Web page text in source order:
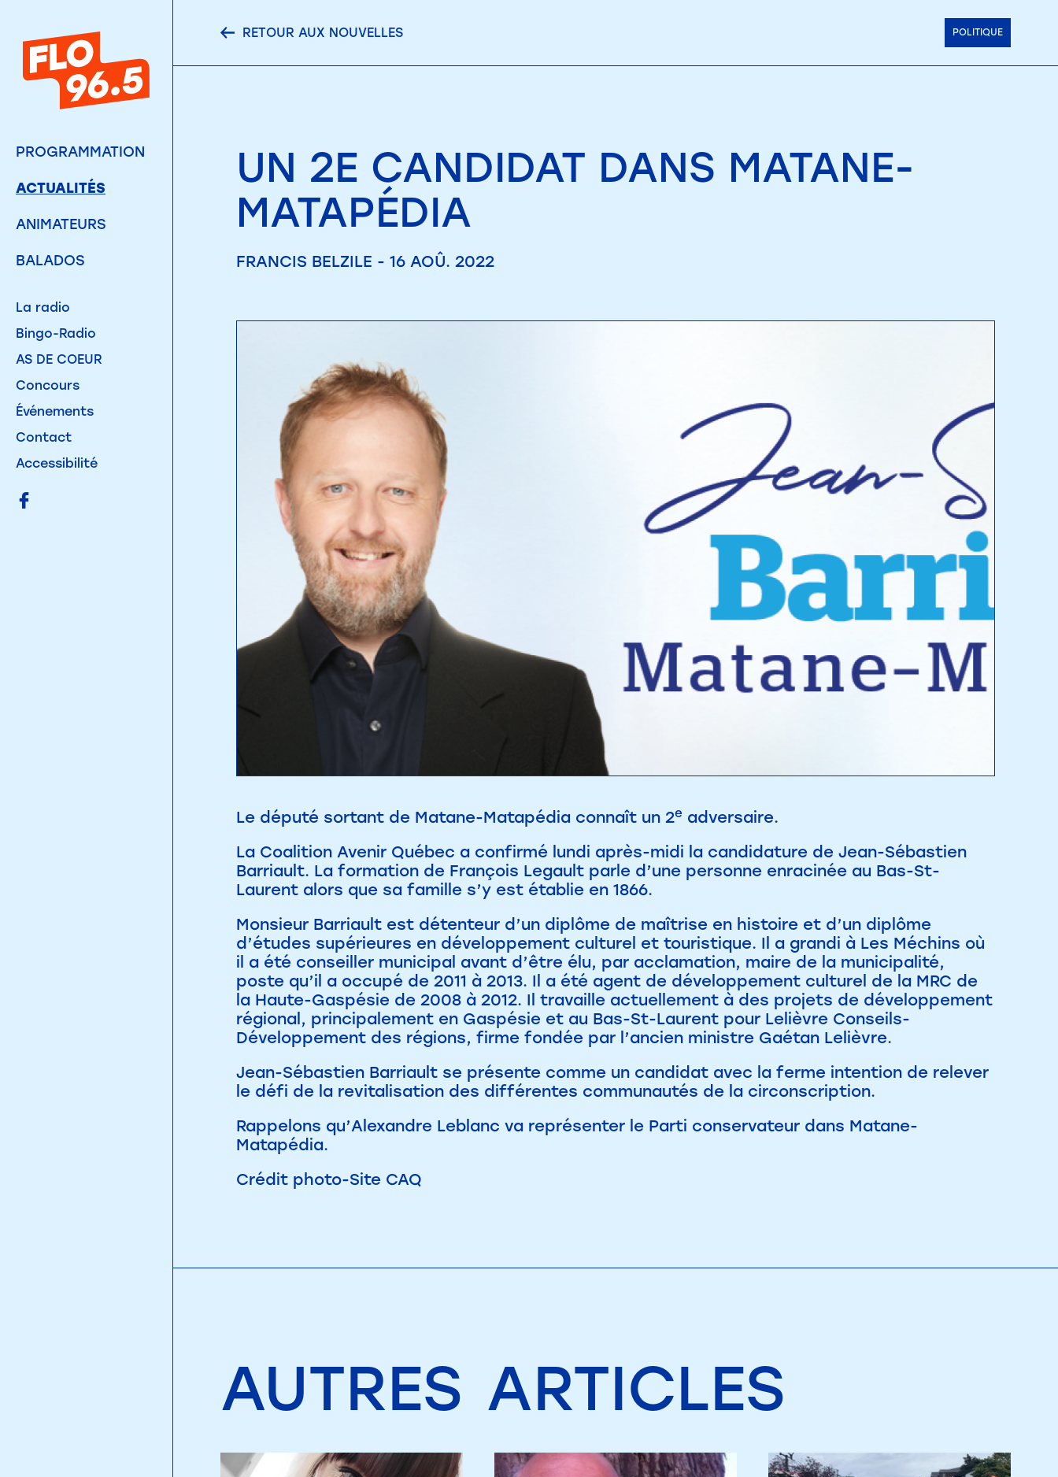
PROGRAMMATION
ACTUALITÉS
ANIMATEURS
BALADOS
La radio
Bingo-Radio
AS DE COEUR
Concours
Événements
Contact
Accessibilité
RETOUR AUX NOUVELLES POLITIQUE
UN 2E CANDIDAT DANS MATANE-
MATAPÉDIA
FRANCIS BELZILE - 16 AOÛ. 2022
Le député sortant de Matane-Matapédia connaît un 2e adversaire.
La Coalition Avenir Québec a confirmé lundi après-midi la candidature de Jean-Sébastien
Barriault. La formation de François Legault parle d’une personne enracinée au Bas-St-
Laurent alors que sa famille s’y est établie en 1866.
Monsieur Barriault est détenteur d’un diplôme de maîtrise en histoire et d’un diplôme
d’études supérieures en développement culturel et touristique. Il a grandi à Les Méchins où
il a été conseiller municipal avant d’être élu, par acclamation, maire de la municipalité,
poste qu’il a occupé de 2011 à 2013. Il a été agent de développement culturel de la MRC de
la Haute-Gaspésie de 2008 à 2012. Il travaille actuellement à des projets de développement
régional, principalement en Gaspésie et au Bas-St-Laurent pour Lelièvre Conseils-
Développement des régions, firme fondée par l’ancien ministre Gaétan Lelièvre.
Jean-Sébastien Barriault se présente comme un candidat avec la ferme intention de relever
le défi de la revitalisation des différentes communautés de la circonscription.
Rappelons qu’Alexandre Leblanc va représenter le Parti conservateur dans Matane-
Matapédia.
Crédit photo-Site CAQ
AUTRES ARTICLES